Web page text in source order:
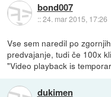
bond007
::24. mar 2015, 17:26
Vse sem naredil po
predvajanje, tudi če 100x
"Video playback is
dukimen